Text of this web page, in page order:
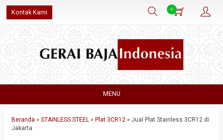
Kontak Kami 0
MENU
Beranda » STAINLESS STEEL » Plat 3CR12 » Jual Plat Stainless 3CR12 di
Jakarta